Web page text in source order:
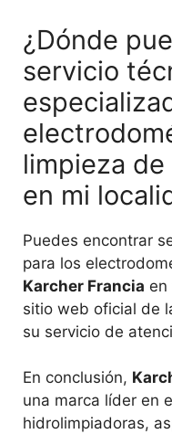
¿Dónde
servicio
limpieza
en mi
Puedes encontrar
para los
Karcher Francia en
sitio web oficial de
su servicio de
En conclusión,
una marca líder en
hidrolimpiadoras,